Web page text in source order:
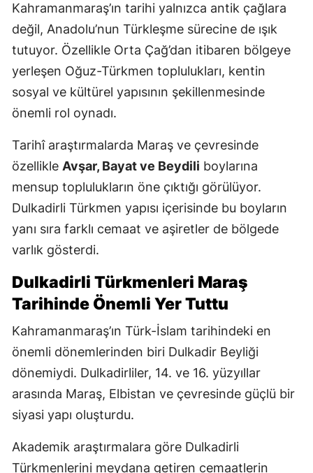
Kahramanmaraş’ın tarihi yalnızca antik çağlara
değil, Anadolu’nun Türkleşme sürecine de ışık
tutuyor. Özellikle Orta Çağ’dan itibaren bölgeye
yerleşen Oğuz-Türkmen toplulukları, kentin
sosyal ve kültürel yapısının şekillenmesinde
önemli rol oynadı.
Tarihî araştırmalarda Maraş ve çevresinde
özellikle Avşar, Bayat ve Beydili boylarına
mensup toplulukların öne çıktığı görülüyor.
Dulkadirli Türkmen yapısı içerisinde bu boyların
yanı sıra farklı cemaat ve aşiretler de bölgede
varlık gösterdi.
Dulkadirli Türkmenleri Maraş
Tarihinde Önemli Yer Tuttu
Kahramanmaraş’ın Türk-İslam tarihindeki en
önemli dönemlerinden biri Dulkadir Beyliği
dönemiydi. Dulkadirliler, 14. ve 16. yüzyıllar
arasında Maraş, Elbistan ve çevresinde güçlü bir
siyasi yapı oluşturdu.
Akademik araştırmalara göre Dulkadirli
Türkmenlerini meydana getiren cemaatlerin